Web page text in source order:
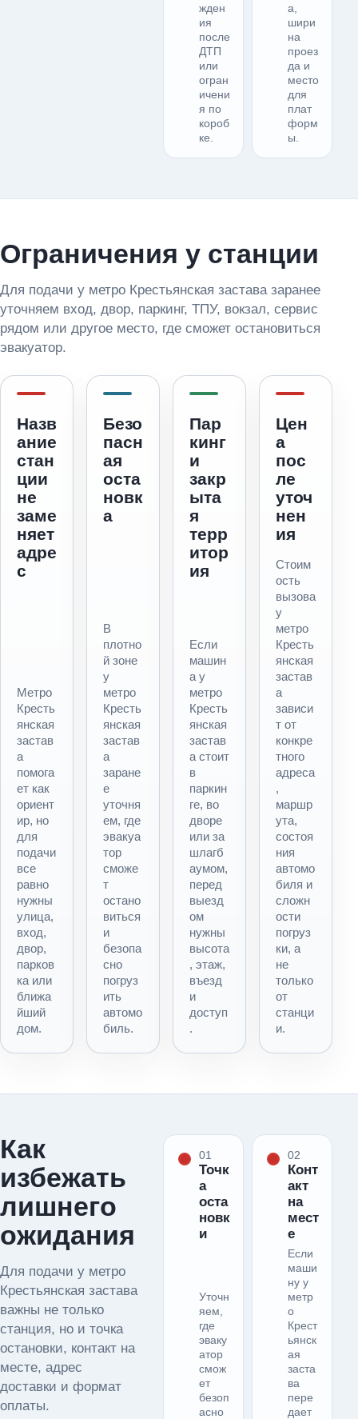
жден
ия
после
ДТП
или
огран
ичени
я по
короб
ке.
а,
шири
на
проез
да и
место
для
плат
форм
ы.
Ограничения у станции
Для подачи у метро Крестьянская застава заранее
уточняем вход, двор, паркинг, ТПУ, вокзал, сервис
рядом или другое место, где сможет остановиться
эвакуатор.
Назв
ание
стан
ции
не
заме
няет
адре
с
Метро
Кресть
янская
застав
а
помога
ет как
ориент
ир, но
для
подачи
все
равно
нужны
улица,
вход,
двор,
парков
ка или
ближа
йший
дом.
Безо
пасн
ая
оста
новк
а
В
плотно
й зоне
у
метро
Кресть
янская
застав
а
заране
е
уточня
ем, где
эвакуа
тор
сможе
т
остано
виться
и
безопа
сно
погруз
ить
автомо
биль.
Пар
кинг
и
закр
ыта
я
терр
итор
ия
Если
машин
а у
метро
Кресть
янская
застав
а стоит
в
паркин
ге, во
дворе
или за
шлагб
аумом,
перед
выезд
ом
нужны
высота
, этаж,
въезд
и
доступ
.
Цен
а
пос
ле
уточ
нен
ия
Стоим
ость
вызова
у
метро
Кресть
янская
застав
а
зависи
т от
конкре
тного
адреса
,
маршр
ута,
состоя
ния
автомо
биля и
сложн
ости
погруз
ки, а
не
только
от
станци
и.
Как
избежать
лишнего
ожидания
Для подачи у метро
Крестьянская застава
важны не только
станция, но и точка
остановки, контакт на
месте, адрес
доставки и формат
оплаты.
01
Точк
а
оста
новк
и
Уточн
яем,
где
эваку
атор
смож
ет
безоп
асно
02
Конт
акт
на
мест
е
Если
маши
ну у
метр
о
Крест
ьянск
ая
заста
ва
пере
дает